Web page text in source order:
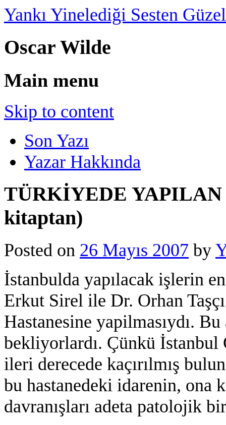
Yankı Yinelediği Sesten
Oscar Wilde
Main menu
Skip to content
Son Yazı
Yazar Hakkında
TÜRKİYEDE
kitaptan)
Posted on 26 Mayıs 2007 by
İstanbulda yapılacak işlerin
Erkut Sirel ile Dr. Orhan
Hastanesine yapilmasıydı.
bekliyorlardı. Çünkü İstanbul
ileri derecede kaçırılmış
bu hastanedeki idarenin, ona
davranışları adeta patolojik